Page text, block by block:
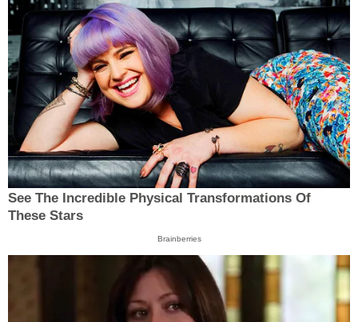
See The Incredible Physical Transformations Of
These Stars
Brainberries